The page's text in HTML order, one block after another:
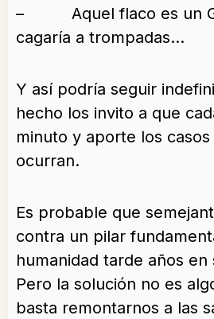
– Aquel flaco es un
cagaría a trompadas…
Y así podría seguir
hecho los invito a que
minuto y aporte los
ocurran.
Es probable que
contra un pilar
humanidad tarde años
Pero la solución no es
basta remontarnos a las